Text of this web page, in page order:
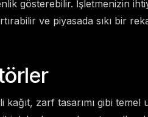
gösterebilir. İşletmenizin
ve piyasada sıkı bir
zarf tasarımı gibi temel